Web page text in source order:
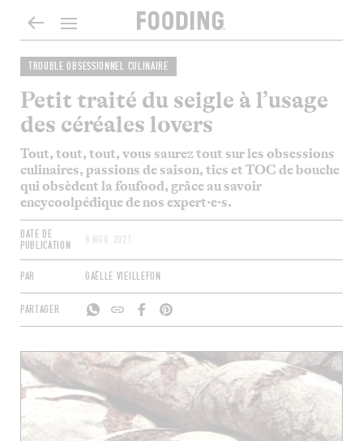
TROUBLE OBSESSIONNEL CULINAIRE
Petit traité du seigle à l’usage
des céréales lovers
Tout, tout, tout, vous saurez tout sur les obsessions
culinaires, passions de saison, tics et TOC de bouche
qui obsèdent la foufood, grâce au savoir
encycoolpédique de nos expert·e·s.
DATE DE
PUBLICATION
8 NOV. 2021
PAR GAËLLE VIEILLEFON
PARTAGER